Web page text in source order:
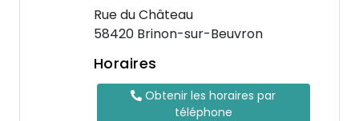
Rue du Château
58420 Brinon-sur-Beuvron
Horaires
Obtenir les horaires par
téléphone